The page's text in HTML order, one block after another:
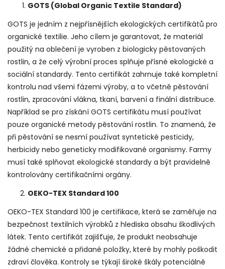
GOTS (Global Organic Textile Standard)
GOTS je jedním z nejpřísnějších ekologických certifikátů pro
organické textilie. Jeho cílem je garantovat, že materiál
použitý na oblečení je vyroben z biologicky pěstovaných
rostlin, a že celý výrobní proces splňuje přísné ekologické a
sociální standardy. Tento certifikát zahrnuje také kompletní
kontrolu nad všemi fázemi výroby, a to včetně pěstování
rostlin, zpracování vlákna, tkaní, barvení a finální distribuce.
Například se pro získání GOTS certifikátu musí používat
pouze organické metody pěstování rostlin. To znamená, že
při pěstování se nesmí používat syntetické pesticidy,
herbicidy nebo geneticky modifikované organismy. Farmy
musí také splňovat ekologické standardy a být pravidelně
kontrolovány certifikačními orgány.
OEKO-TEX Standard 100
OEKO-TEX Standard 100 je certifikace, která se zaměřuje na
bezpečnost textilních výrobků z hlediska obsahu škodlivých
látek. Tento certifikát zajišťuje, že produkt neobsahuje
žádné chemické a přidané položky, které by mohly poškodit
zdraví člověka. Kontroly se týkají široké škály potenciálně